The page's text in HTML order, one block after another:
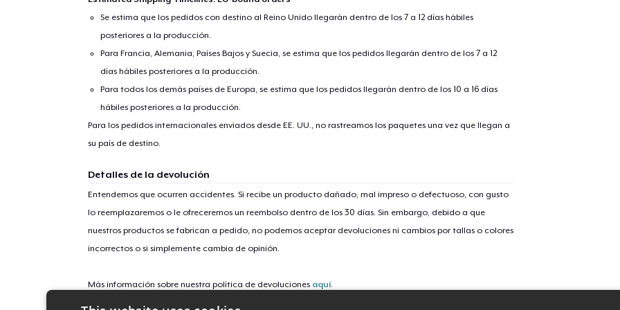
Se estima que los pedidos con destino al Reino Unido llegarán dentro de los 7 a 12 días hábiles
posteriores a la producción.
Para Francia, Alemania, Países Bajos y Suecia, se estima que los pedidos llegarán dentro de los 7 a 12
días hábiles posteriores a la producción.
Para todos los demás países de Europa, se estima que los pedidos llegarán dentro de los 10 a 16 días
hábiles posteriores a la producción.
Para los pedidos internacionales enviados desde EE. UU., no rastreamos los paquetes una vez que llegan a
su país de destino.
Detalles de la devolución
Entendemos que ocurren accidentes. Si recibe un producto dañado, mal impreso o defectuoso, con gusto
lo reemplazaremos o le ofreceremos un reembolso dentro de los 30 días. Sin embargo, debido a que
nuestros productos se fabrican a pedido, no podemos aceptar devoluciones ni cambios por tallas o colores
incorrectos o si simplemente cambia de opinión.
Más información sobre nuestra política de devoluciones aquí.
Comfort Tee
Unisex Classic Crewneck Sweatshirt
Premium V-Neck Tee
Classic Long Sleeve Tee